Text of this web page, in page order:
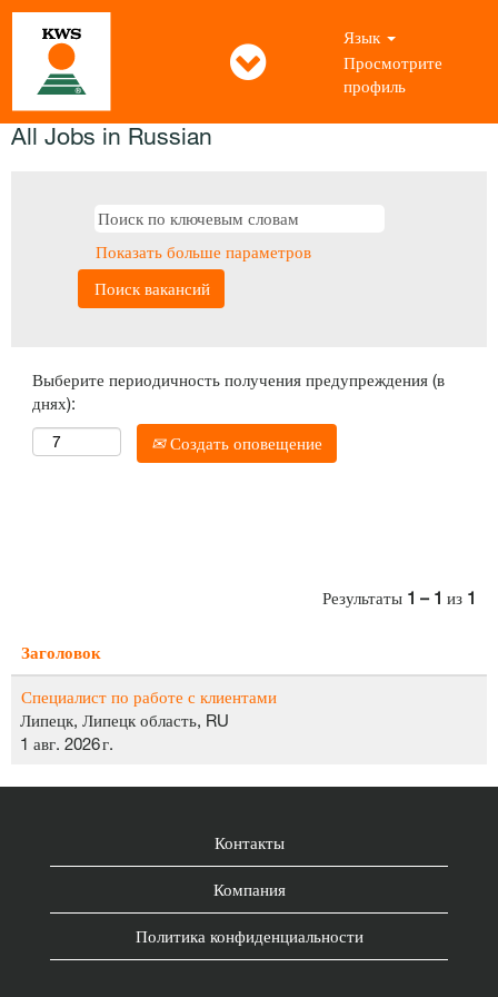
Язык
Просмотрите
профиль
All Jobs in Russian
Показать больше параметров
Выберите периодичность получения предупреждения (в
днях):
Создать оповещение
Результаты 1 – 1 из 1
Заголовок
Специалист по работе с клиентами
Липецк, Липецк область, RU
1 авг. 2026 г.
Контакты
Компания
Политика конфиденциальности